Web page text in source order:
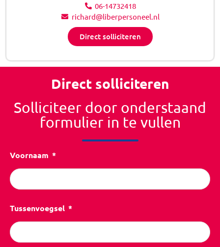
06-14732418
richard@liberpersoneel.nl
Direct solliciteren
Direct solliciteren
Solliciteer door onderstaand
formulier in te vullen
Voornaam
Tussenvoegsel